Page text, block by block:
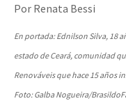
Por Renata Bessi
En portada: Ednilson Silva, 18
estado de Ceará, comunidad
Renováveis que hace 15 años
Foto: Galba Nogueira/